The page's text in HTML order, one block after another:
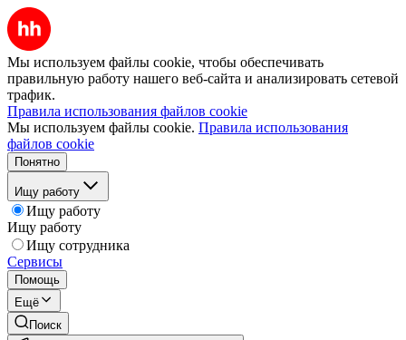
Мы используем файлы cookie, чтобы обеспечивать
правильную работу нашего веб-сайта и анализировать сетевой
трафик.
Правила использования файлов cookie
Мы используем файлы cookie. Правила использования
файлов cookie
Понятно
Ищу работу
Ищу работу
Ищу работу
Ищу сотрудника
Сервисы
Помощь
Ещё
Поиск